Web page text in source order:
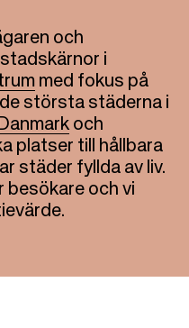
och
i
med fokus på
största städerna i
och
platser till hållbara
städer fyllda av liv.
besökare och vi